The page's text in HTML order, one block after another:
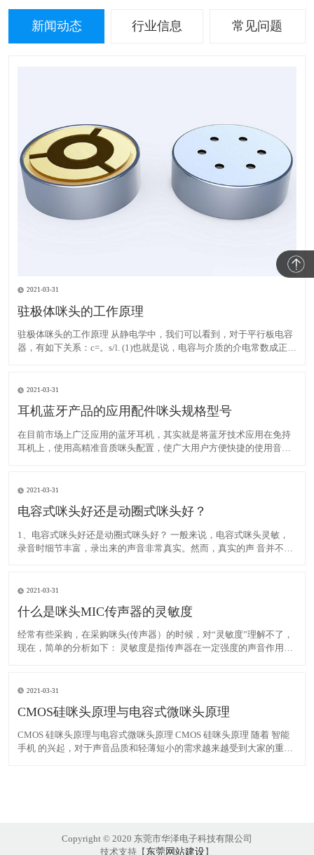
新闻动态 行业信息 常见问题
2021-03-31
驻极体咪头的工作原理
驻极体咪头的工作原理 从静电学中，我们可以看到，对于平行板电容
器，有如下关系：c=。s/l. (1)也就是说，电容与介质的介电常数成正
压，其关系如下：C=Q/V. (2)对于驻极体
2021-03-31
耳机蓝牙产品的应用配件咪头规格型号
在目前市场上广泛应用的蓝牙耳机，其实就是将蓝牙技术应用在免持
耳机上，使用高精准音质咪头配置，使广大用户方便快捷的使用音频
种低成本大容量的短距离无线通信。生产开发的咪头，广泛应
2021-03-31
电容式咪头好还是动圈式咪头好？
1、电容式咪头好还是动圈式咪头好？ 一般来说，电容式咪头灵敏，
录音时细节丰富，录出来的声音非常真实。然而，真实的声 音并不一
经过录音棚里处理出来的声音好听 。所以要假唱，免得坏
2021-03-31
什么是咪头MIC传声器的灵敏度
经常有些采购，在采购咪头(传声器）的时候，对“灵敏度”理解不了，
现在，简单的分析如下： 灵敏度是指传声器在一定强度的声音作用下
用下传声器能输出多高的电压来表示灵敏度
2021-03-31
CMOS硅咪头原理与电容式微咪头原理
CMOS 硅咪头原理与电容式微咪头原理 CMOS 硅咪头原理 随着 智能
手机 的兴起，对于声音品质和轻薄短小的需求越来越受到大家的重
Copyright © 2020 东莞市华泽电子科技有限公司
技术支持【 东莞网站建设】